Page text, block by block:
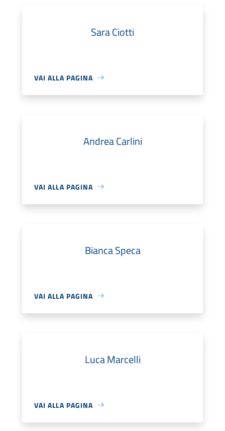
Sara Ciotti
VAI ALLA PAGINA
Andrea Carlini
VAI ALLA PAGINA
Bianca Speca
VAI ALLA PAGINA
Luca Marcelli
VAI ALLA PAGINA